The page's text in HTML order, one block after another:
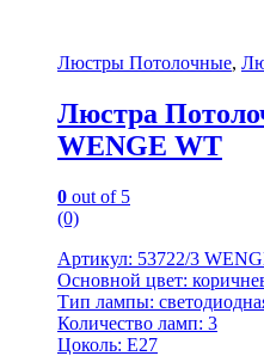
Люстры Потолочные,
Люстра
WENGE WT
0 out of 5
(0)
Артикул: 53722/3
Основной цвет:
Тип лампы:
Количество ламп: 3
Цоколь: E27